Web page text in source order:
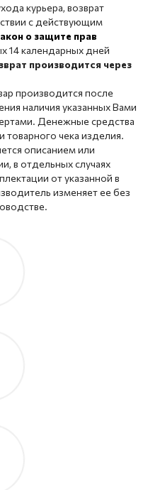
курьера, возврат
с действующим
о защите прав
14 календарных дней
производится через
производится после
наличия указанных Вами
Денежные средства
товарного чека изделия.
описанием или
в отдельных случаях
от указанной в
изменяет ее без